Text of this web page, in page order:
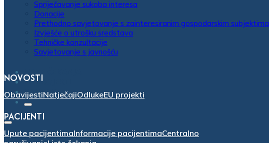
Spriječavanje sukoba interesa
Donacije
Prethodno savjetovanje s zainteresiranim gospodarskim subjektima
Izvješće o utrošku sredstava
Tehničke konzultacije
Savjetovanje s javnošću
EU PROJEKTI
KONTAKT
NOVOSTI
ObavijestiNatječajiOdlukeEU projekti
PACIJENTI
Upute pacijentimaInformacije pacijentimaCentralno